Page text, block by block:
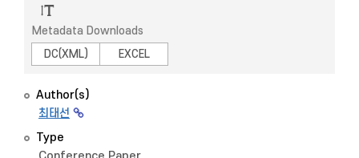
Metadata Downloads
DC(XML)
EXCEL
Author(s)
최태선
Type